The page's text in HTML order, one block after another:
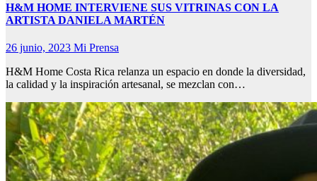
H&M HOME INTERVIENE SUS VITRINAS CON LA
ARTISTA DANIELA MARTÉN
26 junio, 2023 Mi Prensa
H&M Home Costa Rica relanza un espacio en donde la diversidad,
la calidad y la inspiración artesanal, se mezclan con…